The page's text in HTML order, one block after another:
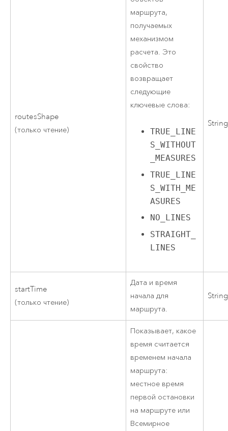
routesShape
(только чтение)
маршрута,
получаемых
механизмом
расчета. Это
свойство
возвращает
следующие
ключевые слова:
TRUE_LINE
S_WITHOUT
_MEASURES
TRUE_LINE
S_WITH_ME
ASURES
NO_LINES
STRAIGHT_
LINES
String
startTime
(только чтение)
Дата и время
начала для
маршрута.
String
Показывает, какое
время считается
временем начала
маршрута:
местное время
первой остановки
на маршруте или
Всемирное